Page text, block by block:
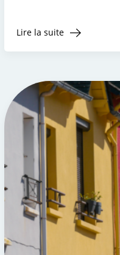
Lire la suite